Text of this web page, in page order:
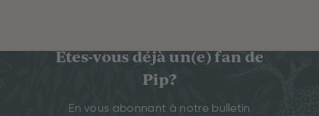
Êtes-vous déjà un(e) fan de
Pip?
En vous abonnant à notre bulletin